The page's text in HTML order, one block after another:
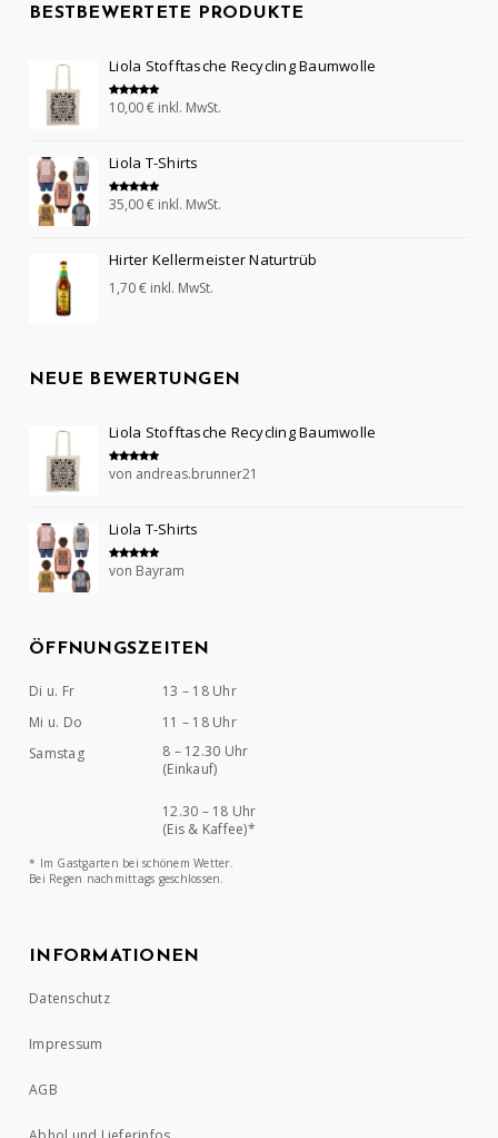
BESTBEWERTETE PRODUKTE
Liola Stofftasche Recycling Baumwolle
Bewertet mit
5.00
10,00€ inkl. MwSt.
Liola T-Shirts
Bewertet mit
5.00
35,00€ inkl. MwSt.
Hirter Kellermeister Naturtrüb
1,70€ inkl. MwSt.
NEUE BEWERTUNGEN
Liola Stofftasche Recycling Baumwolle
Bewertet mit
von andreas.brunner21
Liola T-Shirts
Bewertet mit
von Bayram
ÖFFNUNGSZEITEN
Di u. Fr
13 – 18 Uhr
Mi u. Do
11 – 18 Uhr
Samstag
8 – 12.30 Uhr
(Einkauf)
12.30 – 18 Uhr
(Eis & Kaffee)*
* Im Gastgarten bei schönem Wetter.
Bei Regen nachmittags geschlossen.
INFORMATIONEN
Datenschutz
Impressum
AGB